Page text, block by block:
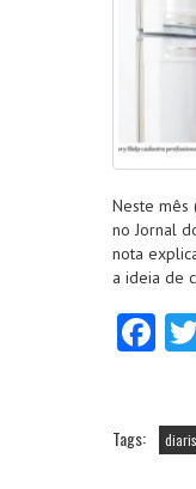
Neste mês
no Jornal
nota
a ideia de
Fa
o
Tags: